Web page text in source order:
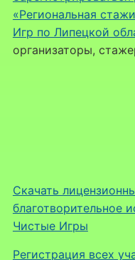
«Региональная
Игр по Липецкой
организаторы,
Скачать
благотворительное
Чистые Игры
Регистрация всех